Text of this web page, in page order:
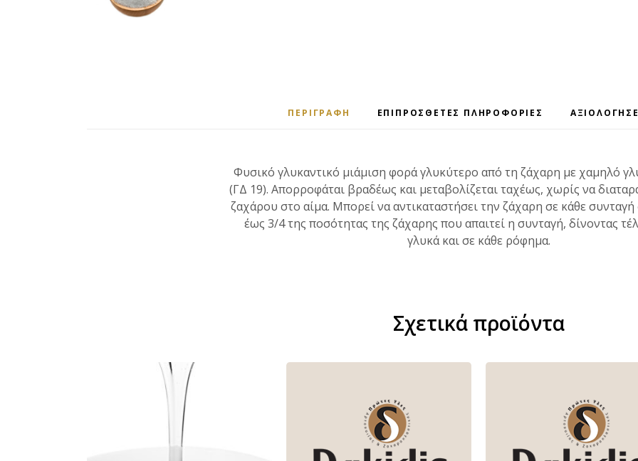
ΠΕΡΙΓΡΑΦΉ ΕΠΙΠΡΌΣΘΕΤΕΣ ΠΛΗΡΟΦΟΡΊΕΣ
Φυσικό γλυκαντικό μιάμιση φορά γλυκύτερο από τη ζάχαρη με χαμηλό
(ΓΔ 19). Απορροφάται βραδέως και μεταβολίζεται ταχέως, χωρίς να
ζαχάρου στο αίμα. Μπορεί να αντικαταστήσει την ζάχαρη σε κάθε
έως 3/4 της ποσότητας της ζάχαρης που απαιτεί η συνταγή, δίνοντας
γλυκά και σε κάθε ρόφημα.
Σχετικά προϊόντα